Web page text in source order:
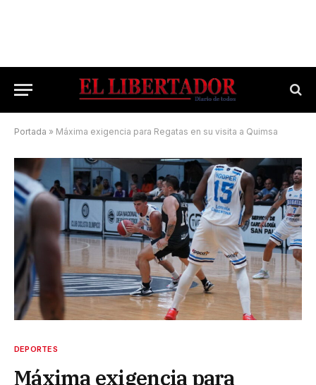
Portada » Máxima exigencia para Regatas en su visita a Quimsa
DEPORTES
Máxima exigencia para